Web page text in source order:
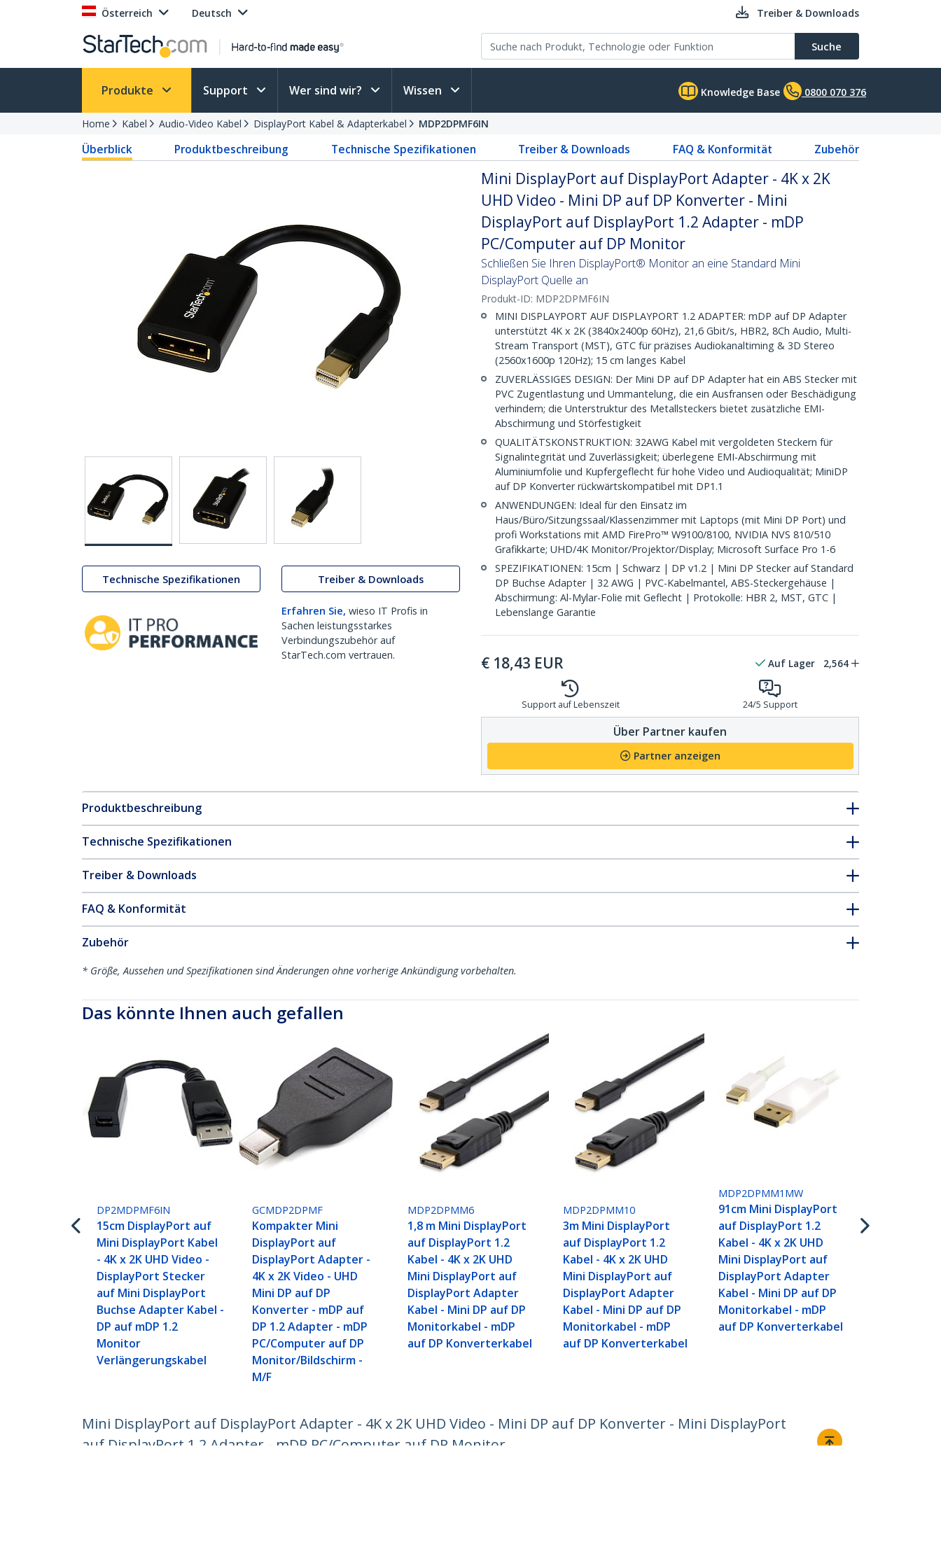
Österreich Deutsch Treiber & Downloads
Suche
Produkte Support Wer sind wir? Wissen Knowledge Base 0800 070 376
Home Kabel Audio-Video Kabel DisplayPort Kabel & Adapterkabel MDP2DPMF6IN
Überblick Produktbeschreibung Technische Spezifikationen Treiber & Downloads FAQ & Konformität Zubehör
Technische Spezifikationen Treiber & Downloads
Erfahren Sie, wieso IT Profis in
Sachen leistungsstarkes
Verbindungszubehör auf
StarTech.com vertrauen.
Mini DisplayPort auf DisplayPort Adapter - 4K x 2K
UHD Video - Mini DP auf DP Konverter - Mini
DisplayPort auf DisplayPort 1.2 Adapter - mDP
PC/Computer auf DP Monitor
Schließen Sie Ihren DisplayPort® Monitor an eine Standard Mini
DisplayPort Quelle an
Produkt-ID: MDP2DPMF6IN
MINI DISPLAYPORT AUF DISPLAYPORT 1.2 ADAPTER: mDP auf DP Adapter
unterstützt 4K x 2K (3840x2400p 60Hz), 21,6 Gbit/s, HBR2, 8Ch Audio, Multi-
Stream Transport (MST), GTC für präzises Audiokanaltiming & 3D Stereo
(2560x1600p 120Hz); 15 cm langes Kabel
ZUVERLÄSSIGES DESIGN: Der Mini DP auf DP Adapter hat ein ABS Stecker mit
PVC Zugentlastung und Ummantelung, die ein Ausfransen oder Beschädigung
verhindern; die Unterstruktur des Metallsteckers bietet zusätzliche EMI-
Abschirmung und Störfestigkeit
QUALITÄTSKONSTRUKTION: 32AWG Kabel mit vergoldeten Steckern für
Signalintegrität und Zuverlässigkeit; überlegene EMI-Abschirmung mit
Aluminiumfolie und Kupfergeflecht für hohe Video und Audioqualität; MiniDP
auf DP Konverter rückwärtskompatibel mit DP1.1
ANWENDUNGEN: Ideal für den Einsatz im
Haus/Büro/Sitzungssaal/Klassenzimmer mit Laptops (mit Mini DP Port) und
profi Workstations mit AMD FirePro™ W9100/8100, NVIDIA NVS 810/510
Grafikkarte; UHD/4K Monitor/Projektor/Display; Microsoft Surface Pro 1-6
SPEZIFIKATIONEN: 15cm | Schwarz | DP v1.2 | Mini DP Stecker auf Standard
DP Buchse Adapter | 32 AWG | PVC-Kabelmantel, ABS-Steckergehäuse |
Abschirmung: Al-Mylar-Folie mit Geflecht | Protokolle: HBR 2, MST, GTC |
Lebenslange Garantie
€ 18,43 EUR Auf Lager 2,564
Support auf Lebenszeit 24/5 Support
Über Partner kaufen
Partner anzeigen
Produktbeschreibung
Technische Spezifikationen
Treiber & Downloads
FAQ & Konformität
Zubehör
* Größe, Aussehen und Spezifikationen sind Änderungen ohne vorherige Ankündigung vorbehalten.
Das könnte Ihnen auch gefallen
DP2MDPMF6IN
15cm DisplayPort auf
Mini DisplayPort Kabel
- 4K x 2K UHD Video -
DisplayPort Stecker
auf Mini DisplayPort
Buchse Adapter Kabel -
DP auf mDP 1.2
Monitor
Verlängerungskabel
GCMDP2DPMF
Kompakter Mini
DisplayPort auf
DisplayPort Adapter -
4K x 2K Video - UHD
Mini DP auf DP
Konverter - mDP auf
DP 1.2 Adapter - mDP
PC/Computer auf DP
Monitor/Bildschirm -
M/F
MDP2DPMM6
1,8 m Mini DisplayPort
auf DisplayPort 1.2
Kabel - 4K x 2K UHD
Mini DisplayPort auf
DisplayPort Adapter
Kabel - Mini DP auf DP
Monitorkabel - mDP
auf DP Konverterkabel
MDP2DPMM10
3m Mini DisplayPort
auf DisplayPort 1.2
Kabel - 4K x 2K UHD
Mini DisplayPort auf
DisplayPort Adapter
Kabel - Mini DP auf DP
Monitorkabel - mDP
auf DP Konverterkabel
MDP2DPMM1MW
91cm Mini DisplayPort
auf DisplayPort 1.2
Kabel - 4K x 2K UHD
Mini DisplayPort auf
DisplayPort Adapter
Kabel - Mini DP auf DP
Monitorkabel - mDP
auf DP Konverterkabel
Mini DisplayPort auf DisplayPort Adapter - 4K x 2K UHD Video - Mini DP auf DP Konverter - Mini DisplayPort
auf DisplayPort 1.2 Adapter - mDP PC/Computer auf DP Monitor